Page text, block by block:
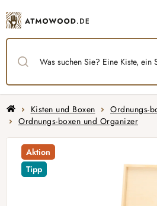
Inhalt
springen
StartseiteKisten und Boxen
Ordnungs-
Ordnungs-boxen und Organizer
Aktion
Tipp